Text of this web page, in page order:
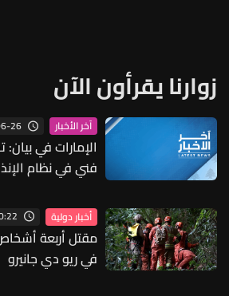
زوارنا يقرأون الآن
آخر الأخبار 26
الإمارات في
فني في نظام
أخبار دولية
مقتل أربعة
في ريو دي جانيرو